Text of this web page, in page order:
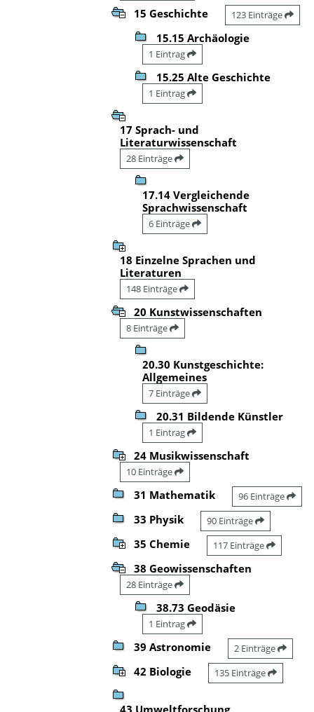
15 Geschichte 123 Einträge
15.15 Archäologie
1 Eintrag
15.25 Alte Geschichte
1 Eintrag
17 Sprach- und
Literaturwissenschaft
28 Einträge
17.14 Vergleichende
Sprachwissenschaft
6 Einträge
18 Einzelne Sprachen und
Literaturen
148 Einträge
20 Kunstwissenschaften
8 Einträge
20.30 Kunstgeschichte:
Allgemeines
7 Einträge
20.31 Bildende Künstler
1 Eintrag
24 Musikwissenschaft
10 Einträge
31 Mathematik 96 Einträge
33 Physik 90 Einträge
35 Chemie 117 Einträge
38 Geowissenschaften
28 Einträge
38.73 Geodäsie
1 Eintrag
39 Astronomie 2 Einträge
42 Biologie 135 Einträge
43 Umweltforschung,